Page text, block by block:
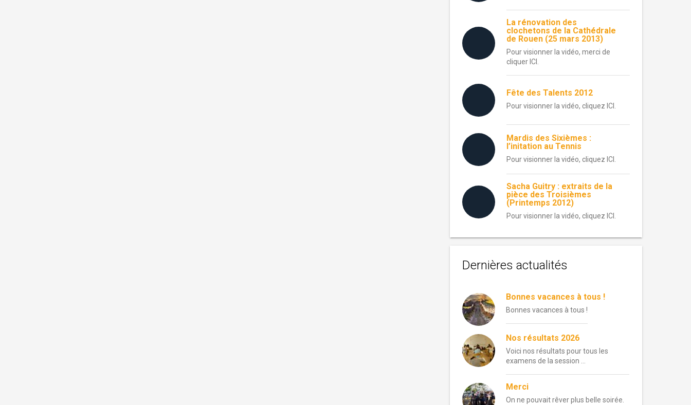
La rénovation des
clochetons de la Cathédrale
de Rouen (25 mars 2013)
Pour visionner la vidéo, merci de
cliquer ICI.
Fête des Talents 2012
Pour visionner la vidéo, cliquez ICI.
Mardis des Sixièmes :
l’initation au Tennis
Pour visionner la vidéo, cliquez ICI.
Sacha Guitry : extraits de la
pièce des Troisièmes
(Printemps 2012)
Pour visionner la vidéo, cliquez ICI.
Dernières actualités
Bonnes vacances à tous !
Bonnes vacances à tous !
Nos résultats 2026
Voici nos résultats pour tous les
examens de la session …
Merci
On ne pouvait rêver plus belle soirée.